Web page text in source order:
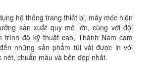
hệ thống trang thiết bị, máy móc hiện
sản xuất quy mô lớn, cùng với đội
trình độ kỹ thuật cao, Thành Nam cam
những sản phẩm túi vải được in với
nét, chuẩn màu và bền đẹp nhất.